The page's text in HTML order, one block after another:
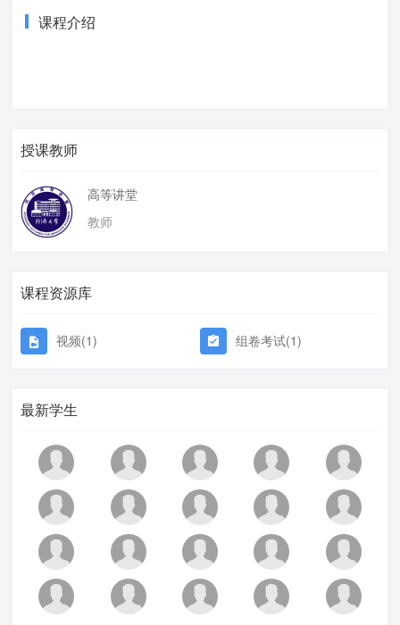
课程介绍
授课教师
高等讲堂
教师
课程资源库
视频(1) 组卷考试(1)
最新学生